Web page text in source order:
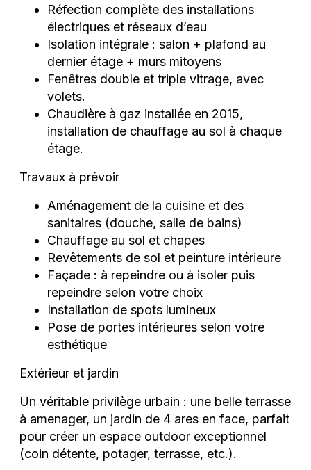
Réfection complète des installations
électriques et réseaux d’eau
Isolation intégrale : salon + plafond au
dernier étage + murs mitoyens
Fenêtres double et triple vitrage, avec
volets.
Chaudière à gaz installée en 2015,
installation de chauffage au sol à chaque
étage.
Travaux à prévoir
Aménagement de la cuisine et des
sanitaires (douche, salle de bains)
Chauffage au sol et chapes
Revêtements de sol et peinture intérieure
Façade : à repeindre ou à isoler puis
repeindre selon votre choix
Installation de spots lumineux
Pose de portes intérieures selon votre
esthétique
Extérieur et jardin
Un véritable privilège urbain : une belle terrasse
à amenager, un jardin de 4 ares en face, parfait
pour créer un espace outdoor exceptionnel
(coin détente, potager, terrasse, etc.).